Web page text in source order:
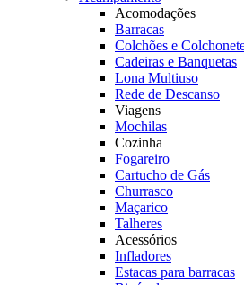
Acomodações
Barracas
Colchões e
Cadeiras e Banquetas
Lona Multiuso
Rede de Descanso
Viagens
Mochilas
Cozinha
Fogareiro
Cartucho de Gás
Churrasco
Maçarico
Talheres
Acessórios
Infladores
Estacas para barracas